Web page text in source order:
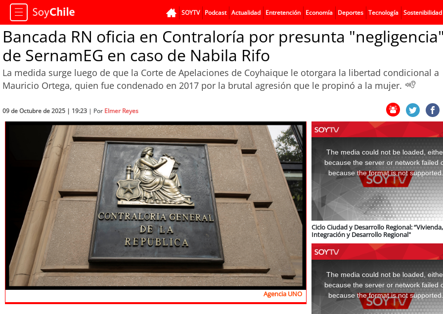
SOYTV Podcast Actualidad Entretención Economía Deportes Tecnología Sostenibilidad
Bancada RN oficia en Contraloría por presunta
de SernamEG en caso de Nabila Rifo
La medida surge luego de que la Corte de Apelaciones de Coyhaique le otorgara la libertad condicional a
Mauricio Ortega, quien fue condenado en 2017 por la brutal agresión que le propinó a la mujer.
09 de Octubre de 2025 | 19:23 | Por Elmer Reyes
Agencia UNO
window.
The media could not be loaded,
because the server or network failed
because the format is not supported.
Ciclo Ciudad y Desarrollo Regional: “Vivienda,
Integración y Desarrollo Regional"
window.
The media could not be loaded,
because the server or network failed
because the format is not supported.